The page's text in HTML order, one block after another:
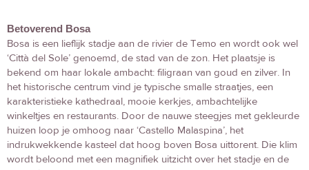
Betoverend Bosa
Bosa is een lieflijk stadje aan de rivier de Temo en wordt ook wel
‘Città del Sole’ genoemd, de stad van de zon. Het plaatsje is
bekend om haar lokale ambacht: filigraan van goud en zilver. In
het historische centrum vind je typische smalle straatjes, een
karakteristieke kathedraal, mooie kerkjes, ambachtelijke
winkeltjes en restaurants. Door de nauwe steegjes met gekleurde
huizen loop je omhoog naar ‘Castello Malaspina’, het
indrukwekkende kasteel dat hoog boven Bosa uittorent. Die klim
wordt beloond met een magnifiek uitzicht over het stadje en de